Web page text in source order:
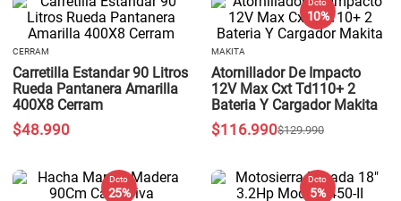
CERRAM
Carretilla Estandar 90 Litros
Rueda Pantanera Amarilla
400X8 Cerram
$48.990
Dcto
10 %
MAKITA
Atornillador De Impacto
12V Max Cxt Td110+ 2
Bateria Y Cargador Makita
$129.990
$116.990
Dcto
25 %
Dcto
5 %